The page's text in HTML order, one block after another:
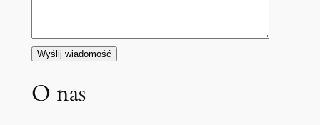
O nas